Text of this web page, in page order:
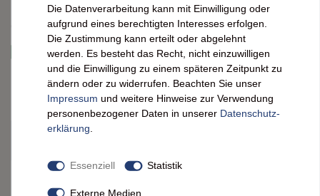
0,32kg
Grundpreis18,41 € / kg
sofort versandfertig. Lieferzeit ca. 2 Werktage
Artikelnummer: 7001571
Wunschliste
Die Datenverarbeitung kann mit Einwilligung oder
aufgrund eines berechtigten Interesses erfolgen.
Die Zustimmung kann erteilt oder abgelehnt
werden. Es besteht das Recht, nicht einzuwilligen
und die Einwilligung zu einem späteren Zeitpunkt zu
ändern oder zu widerrufen. Beachten Sie unser
Impressum und weitere Hinweise zur Verwendung
personenbezogener Daten in unserer Daten­schutz­
erklärung
Essenziell Statistik
Externe Medien